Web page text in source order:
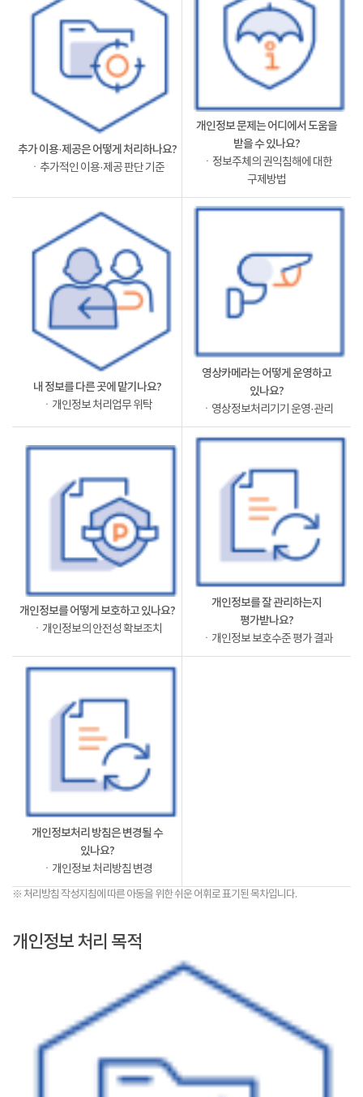
추가 이용·제공은 어떻게 처리하나요?
ㆍ추가적인 이용·제공 판단 기준
개인정보 문제는 어디에서 도움을
받을 수 있나요?
ㆍ정보주체의 권익침해에 대한
구제방법
내 정보를 다른 곳에 맡기나요?
ㆍ개인정보 처리업무 위탁
영상카메라는 어떻게 운영하고
있나요?
ㆍ영상정보처리기기 운영·관리
개인정보를 어떻게 보호하고 있나요?
ㆍ개인정보의 안전성 확보조치
개인정보를 잘 관리하는지
평가받나요?
ㆍ개인정보 보호수준 평가 결과
개인정보처리 방침은 변경될 수
있나요?
ㆍ개인정보 처리방침 변경
※ 처리방침 작성지침에 따른 아동을 위한 쉬운 어휘로 표기된 목차입니다.
개인정보 처리 목적